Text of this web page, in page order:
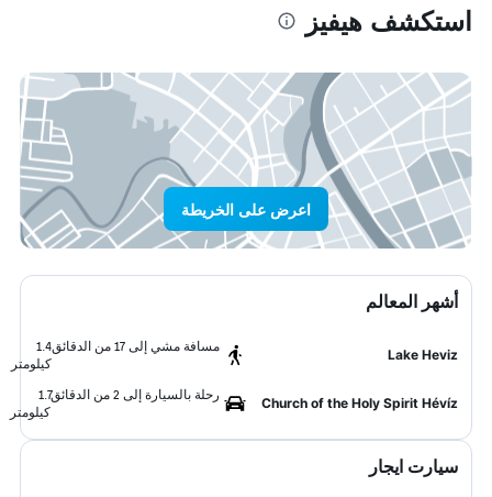
استكشف هيفيز
اعرض على الخريطة
أشهر المعالم
Lake Heviz
مسافة مشي إلى 17 من الدقائق
1.4
كيلومتر
Church of the Holy Spirit Hévíz
رحلة بالسيارة إلى 2 من الدقائق
1.7
كيلومتر
سيارت ايجار